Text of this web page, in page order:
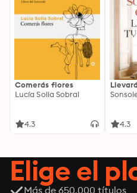
Comerás flores
Lucía Solla Sobral
4.3 4.3
Elige el
Más de 650.000 títulos